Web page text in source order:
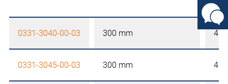
0331-3040-00-03 300 mm
0331-3045-00-03 300 mm